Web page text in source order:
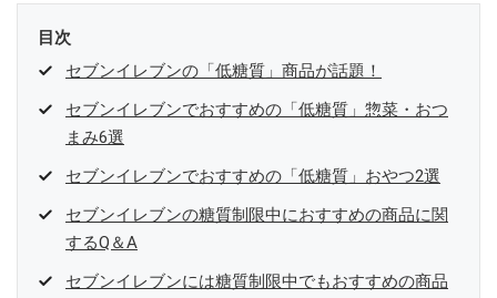
目次
セブンイレブンの「低糖質」商品が話題！
セブンイレブンでおすすめの「低糖質」惣菜・おつ
まみ6選
セブンイレブンでおすすめの「低糖質」おやつ2選
セブンイレブンの糖質制限中におすすめの商品に関
するQ＆A
セブンイレブンには糖質制限中でもおすすめの商品